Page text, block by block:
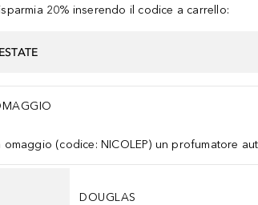
20% inserendo il codice a carrello:
ESTATE
omaggio (codice: NICOLEP) un profumatore
DOUGLAS